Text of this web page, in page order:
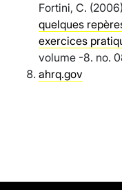
Fortini, C.
quelques
exercices
volume -8. no.
ahrq.gov